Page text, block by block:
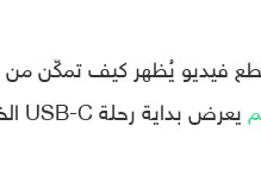
فيديو يُظهر كيف
يعرض بداية رحلة USB-C الخاصة به مع جهاز آيفون.